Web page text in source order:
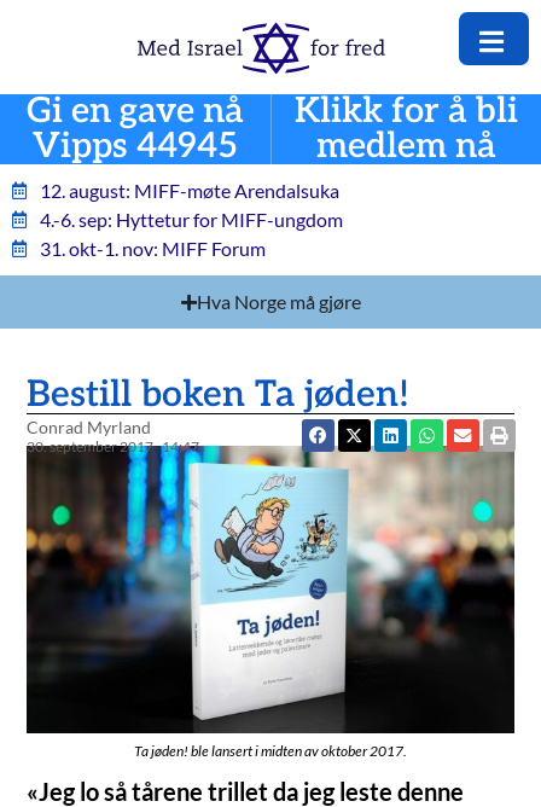
Gi en gave nå
Vipps 44945
Klikk for å bli
medlem nå
12. august: MIFF-møte Arendalsuka
4.-6. sep: Hyttetur for MIFF-ungdom
31. okt-1. nov: MIFF Forum
Hva Norge må gjøre
Bestill boken Ta jøden!
Conrad Myrland
30. september 2017 14:47
Ta jøden! ble lansert i midten av oktober 2017.
«Jeg lo så tårene trillet da jeg leste denne